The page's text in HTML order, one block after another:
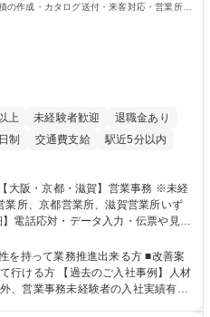
の作成・カタログ送付・来客対応・営業所内
上 未経験者歓迎
退職金あり
制 交通費支給
駅近5分以内
電話応対・データ入力・伝票や見積
業所内で発生する事務業務や業務改
す。業務システムがきちんと構築さ
ることができる環境です。また、
を持って業務推進出来る方 ■改善案
行ける方 【過去のご入社事例】人材
、営業事務未経験者の入社実績有